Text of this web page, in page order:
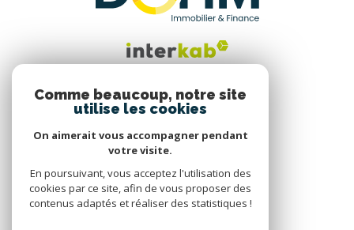
Nous suivre
Comme beaucoup, notre site
utilise les cookies
On aimerait vous accompagner pendant
votre visite.
En poursuivant, vous acceptez l'utilisation des
cookies par ce site, afin de vous proposer des
contenus adaptés et réaliser des statistiques !